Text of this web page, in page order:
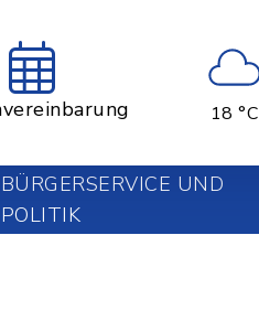
18 °C
BÜRGERSERVICE UND
POLITIK